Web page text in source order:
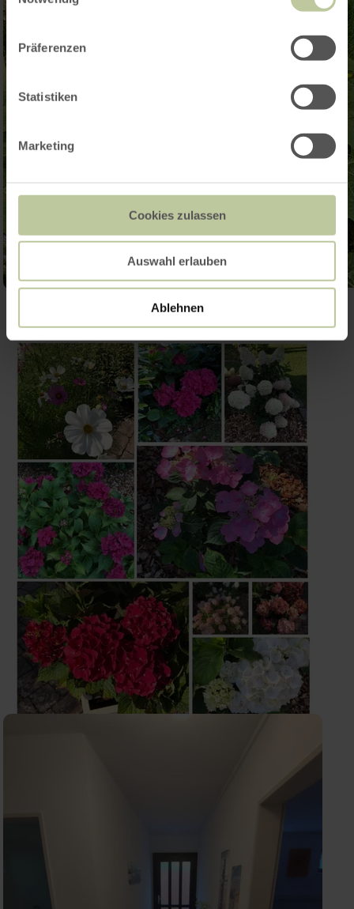
Präferenzen
Statistiken
Marketing
Cookies zulassen
Auswahl erlauben
Ablehnen